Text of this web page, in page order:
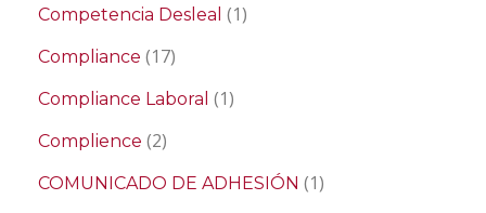
Competencia Desleal (1)
Compliance (17)
Compliance Laboral (1)
Complience (2)
COMUNICADO DE ADHESIÓN (1)